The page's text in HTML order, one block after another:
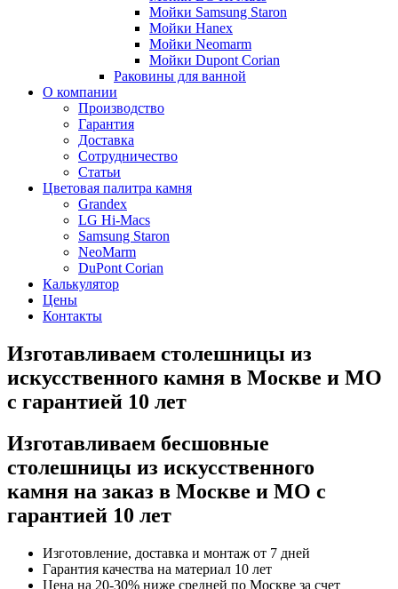
Мойки Samsung Staron
Мойки Hanex
Мойки Neomarm
Мойки Dupont Corian
Раковины для ванной
О компании
Производство
Гарантия
Доставка
Сотрудничество
Статьи
Цветовая палитра камня
Grandex
LG Hi-Macs
Samsung Staron
NeoMarm
DuPont Corian
Калькулятор
Цены
Контакты
Изготавливаем столешницы из
искусственного камня в Москве и МО
с гарантией 10 лет
Изготавливаем бесшовные
столешницы из искусственного
камня на заказ в Москве и МО с
гарантией 10 лет
Изготовление, доставка и монтаж от 7 дней
Гарантия качества на материал 10 лет
Цена на 20-30% ниже средней по Москве за счет